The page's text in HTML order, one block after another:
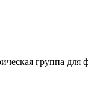
группа для